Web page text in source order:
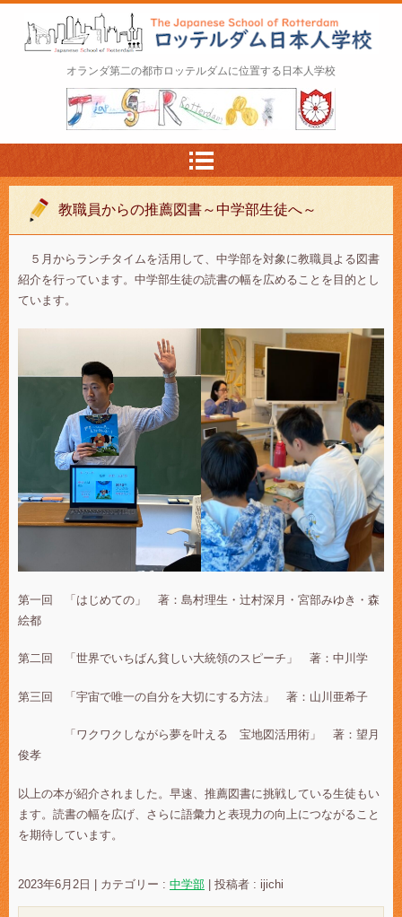
ロッテルダム日本人学校 The Japanese Schoo
l of Rotterdam
オランダ第二の都市ロッテルダムに位置する日本人学校
教職員からの推薦図書～中学部生徒へ～
５月からランチタイムを活用して、中学部を対象に教職員よる図書
紹介を行っています。中学部生徒の読書の幅を広めることを目的とし
ています。
第一回 「はじめての」 著：島村理生・辻村深月・宮部みゆき・森
絵都
第二回 「世界でいちばん貧しい大統領のスピーチ」 著：中川学
第三回 「宇宙で唯一の自分を大切にする方法」 著：山川亜希子
「ワクワクしながら夢を叶える 宝地図活用術」 著：望月
俊孝
以上の本が紹介されました。早速、推薦図書に挑戦している生徒もい
ます。読書の幅を広げ、さらに語彙力と表現力の向上につながること
を期待しています。
2023年6月2日 カテゴリー : 中学部 投稿者 : ijichi